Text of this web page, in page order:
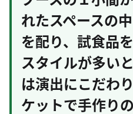
れたスペースの
を配り、試食品
スタイルが多い
は演出にこだわ
ケットで手作り